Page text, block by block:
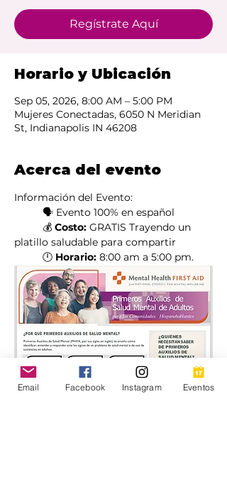
Regístrate Aquí
Horario y Ubicación
Sep 05, 2026, 8:00 AM – 5:00 PM
Mujeres Conectadas, 6050 N Meridian
St, Indianapolis IN 46208
Acerca del evento
Información del Evento:
	🗣️ Evento 100% en español
	💰
Costo: GRATIS Trayendo un
platillo saludable para compartir
	🕛
Horario: 8:00 am a 5:00 pm.
Email Facebook Instagram Eventos